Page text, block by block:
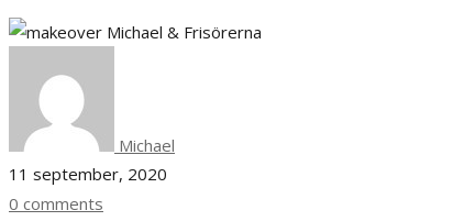
Michael
11 september, 2020
0 comments